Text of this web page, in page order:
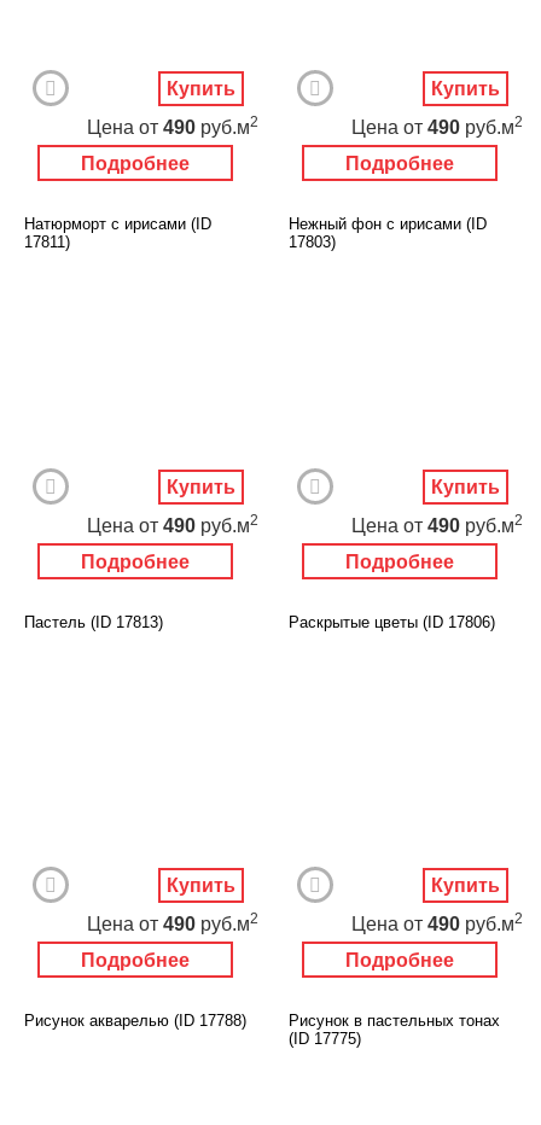
Подробнее
Цена от 490 руб.м2
Купить
Подробнее
Цена от 490 руб.м2
Купить
Натюрморт с ирисами (ID
17811)
Подробнее
Цена от 490 руб.м2
Купить
Нежный фон с ирисами (ID
17803)
Подробнее
Цена от 490 руб.м2
Купить
Пастель (ID 17813)
Подробнее
Цена от 490 руб.м2
Купить
Раскрытые цветы (ID 17806)
Подробнее
Цена от 490 руб.м2
Купить
Рисунок акварелью (ID 17788)
Рисунок в пастельных тонах
(ID 17775)